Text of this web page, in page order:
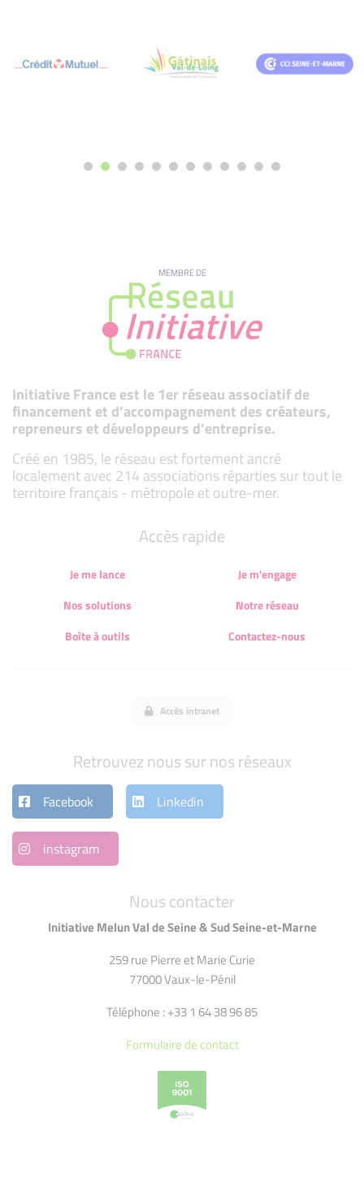
MEMBRE DE
Initiative France est le 1er réseau associatif de
financement et d’accompagnement des créateurs,
repreneurs et développeurs d’entreprise.
Créé en 1985, le réseau est fortement ancré
localement avec 214 associations réparties sur tout le
territoire français - métropole et outre-mer.
Nous contacter
Initiative Melun Val de Seine & Sud Seine-et-Marne
259 rue Pierre et Marie Curie
77000 Vaux-le-Pénil
Téléphone : +33 1 64 38 96 85
Formulaire de contact
Accès rapide
Je me lance
Je m'engage
Nos solutions
Notre réseau
Boîte à outils
Contactez-nous
Accès intranet
Retrouvez nous sur nos réseaux
Facebook Linkedin
instagram